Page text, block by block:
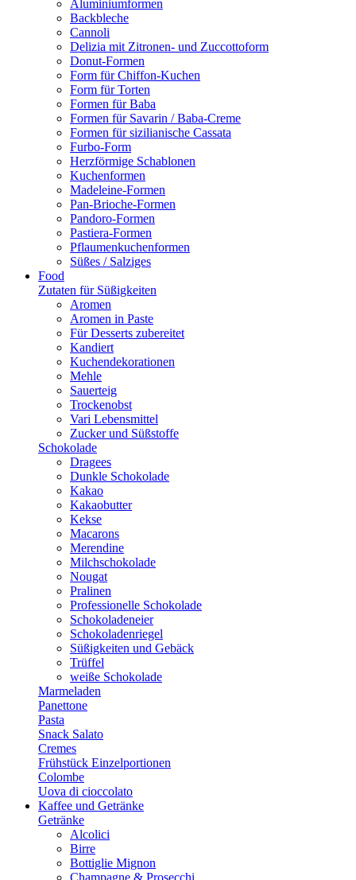
Aluminiumformen
Backbleche
Cannoli
Delizia mit Zitronen- und Zuccottoform
Donut-Formen
Form für Chiffon-Kuchen
Form für Torten
Formen für Baba
Formen für Savarin / Baba-Creme
Formen für sizilianische Cassata
Furbo-Form
Herzförmige Schablonen
Kuchenformen
Madeleine-Formen
Pan-Brioche-Formen
Pandoro-Formen
Pastiera-Formen
Pflaumenkuchenformen
Süßes / Salziges
Food
Zutaten für Süßigkeiten
Aromen
Aromen in Paste
Für Desserts zubereitet
Kandiert
Kuchendekorationen
Mehle
Sauerteig
Trockenobst
Vari Lebensmittel
Zucker und Süßstoffe
Schokolade
Dragees
Dunkle Schokolade
Kakao
Kakaobutter
Kekse
Macarons
Merendine
Milchschokolade
Nougat
Pralinen
Professionelle Schokolade
Schokoladeneier
Schokoladenriegel
Süßigkeiten und Gebäck
Trüffel
weiße Schokolade
Marmeladen
Panettone
Pasta
Snack Salato
Cremes
Frühstück Einzelportionen
Colombe
Uova di cioccolato
Kaffee und Getränke
Getränke
Alcolici
Birre
Bottiglie Mignon
Champagne & Prosecchi